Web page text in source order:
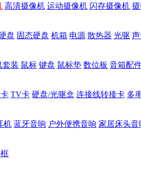
高清摄像机 运动摄像机 闪存摄像机
盘 固态硬盘 机箱 电源 散热器 光驱
套装 鼠标 键盘 鼠标垫 数位板 音箱配
TV卡 硬盘/光驱盒 连接线转接卡 多
机 蓝牙音响 户外便携音响 家居床头音